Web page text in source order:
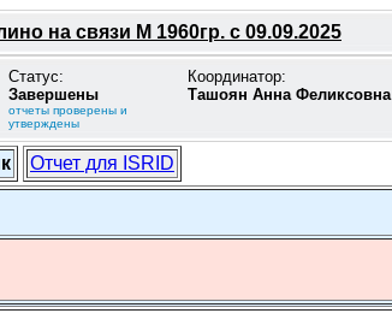
на связи М 1960гр. с 09.09.2025
Статус:
Завершены
отчеты проверены и
утверждены
Координатор:
Ташоян Анна Феликсовна
Отчет для ISRID